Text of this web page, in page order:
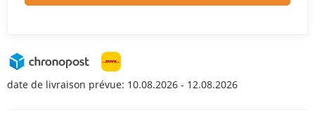
date de livraison prévue: 10.08.2026 - 12.08.2026